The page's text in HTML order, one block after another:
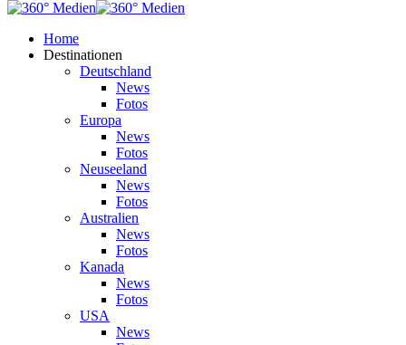
Home
Destinationen
Deutschland
News
Fotos
Europa
News
Fotos
Neuseeland
News
Fotos
Australien
News
Fotos
Kanada
News
Fotos
USA
News